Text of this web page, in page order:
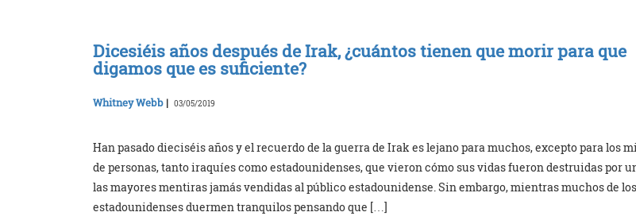
Dicesiéis años después de Irak, ¿cuántos tienen que morir para que
digamos que es suficiente?
Whitney Webb | 03/05/2019
Han pasado dieciséis años y el recuerdo de la guerra de Irak es lejano para muchos, excepto para los
de personas, tanto iraquíes como estadounidenses, que vieron cómo sus vidas fueron destruidas por
las mayores mentiras jamás vendidas al público estadounidense. Sin embargo, mientras muchos de los
estadounidenses duermen tranquilos pensando que […]